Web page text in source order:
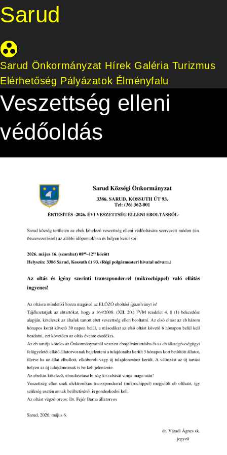
Sarud
Sarud Önkormányzat Hírek Galéria Turizmus
Elérhetőség Pályázatok Élményfalu
Veszettség elleni
védőoldás